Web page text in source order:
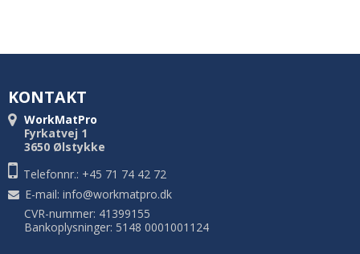
KONTAKT
WorkMatPro
Fyrkatvej 1
3650 Ølstykke
Telefonnr.: +45 71 74 42 72
E-mail: info@workmatpro.dk
CVR-nummer: 41399155
Bankoplysninger: 5148 0001001124